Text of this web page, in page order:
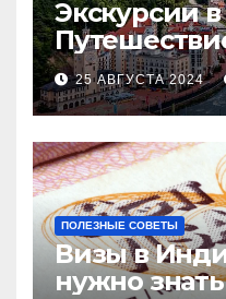
Экскурсии
25 АВГУСТА 2024
ПОЛЕЗНЫЕ СОВЕТЫ
Визы в
нужно знать